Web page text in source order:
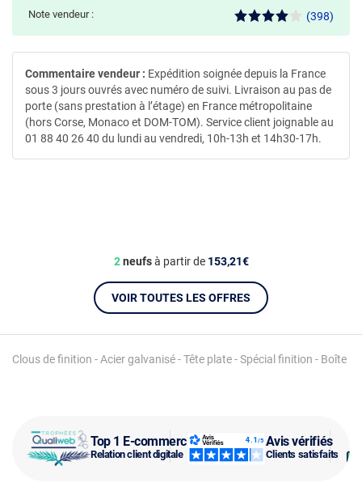
Top 1 E-commerce
Relation client digitale
Avis vérifiés
Clients satisfaits
Clous de finition - Acier galvanisé - Tête plate - Spécial finition - Boîte
Note vendeur : (398)
2neufsà partir de 153,21€
VOIR TOUTES LES OFFRES
Commentaire vendeur : Expédition soignée depuis la France
sous 3 jours ouvrés avec numéro de suivi. Livraison au pas de
porte (sans prestation à l’étage) en France métropolitaine
(hors Corse, Monaco et DOM-TOM). Service client joignable au
01 88 40 26 40 du lundi au vendredi, 10h-13h et 14h30-17h.